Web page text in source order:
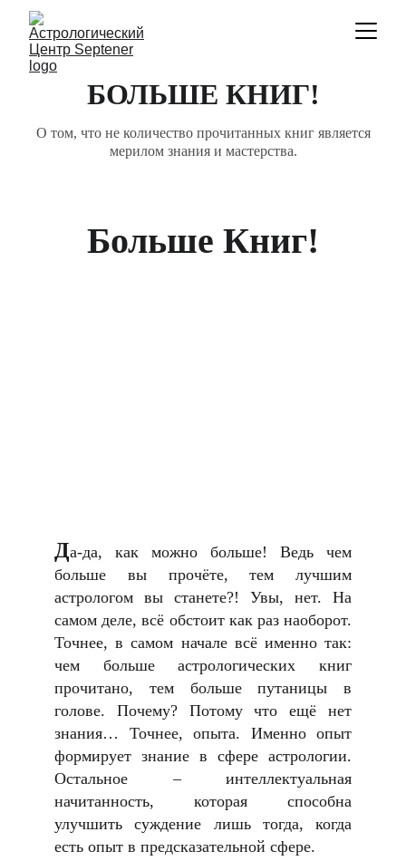
БОЛЬШЕ КНИГ!
О том, что не количество прочитанных книг является
мерилом знания и мастерства.
Больше Книг!
Да-да, как можно больше! Ведь чем
больше вы прочёте, тем лучшим
астрологом вы станете?! Увы, нет. На
самом деле, всё обстоит как раз наоборот.
Точнее, в самом начале всё именно так:
чем больше астрологических книг
прочитано, тем больше путаницы в
голове. Почему? Потому что ещё нет
знания… Точнее, опыта. Именно опыт
формирует знание в сфере астрологии.
Остальное – интеллектуальная
начитанность, которая способна
улучшить суждение лишь тогда, когда
есть опыт в предсказательной сфере.